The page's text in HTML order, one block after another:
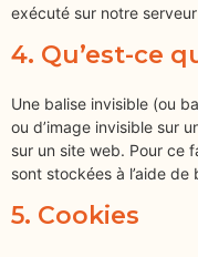
exécuté sur notre
4. Qu’est-ce
Une balise invisible (ou
ou d’image invisible sur
sur un site web. Pour ce
sont stockées à l’aide de
5. Cookies